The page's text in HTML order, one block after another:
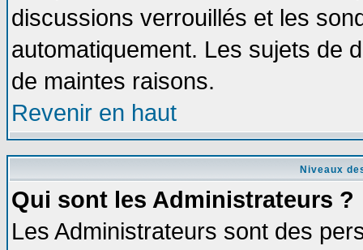
discussions verrouillés et les
automatiquement. Les sujets de
de maintes raisons.
Revenir en haut
Niveaux
Qui sont les Administrateurs ?
Les Administrateurs sont des